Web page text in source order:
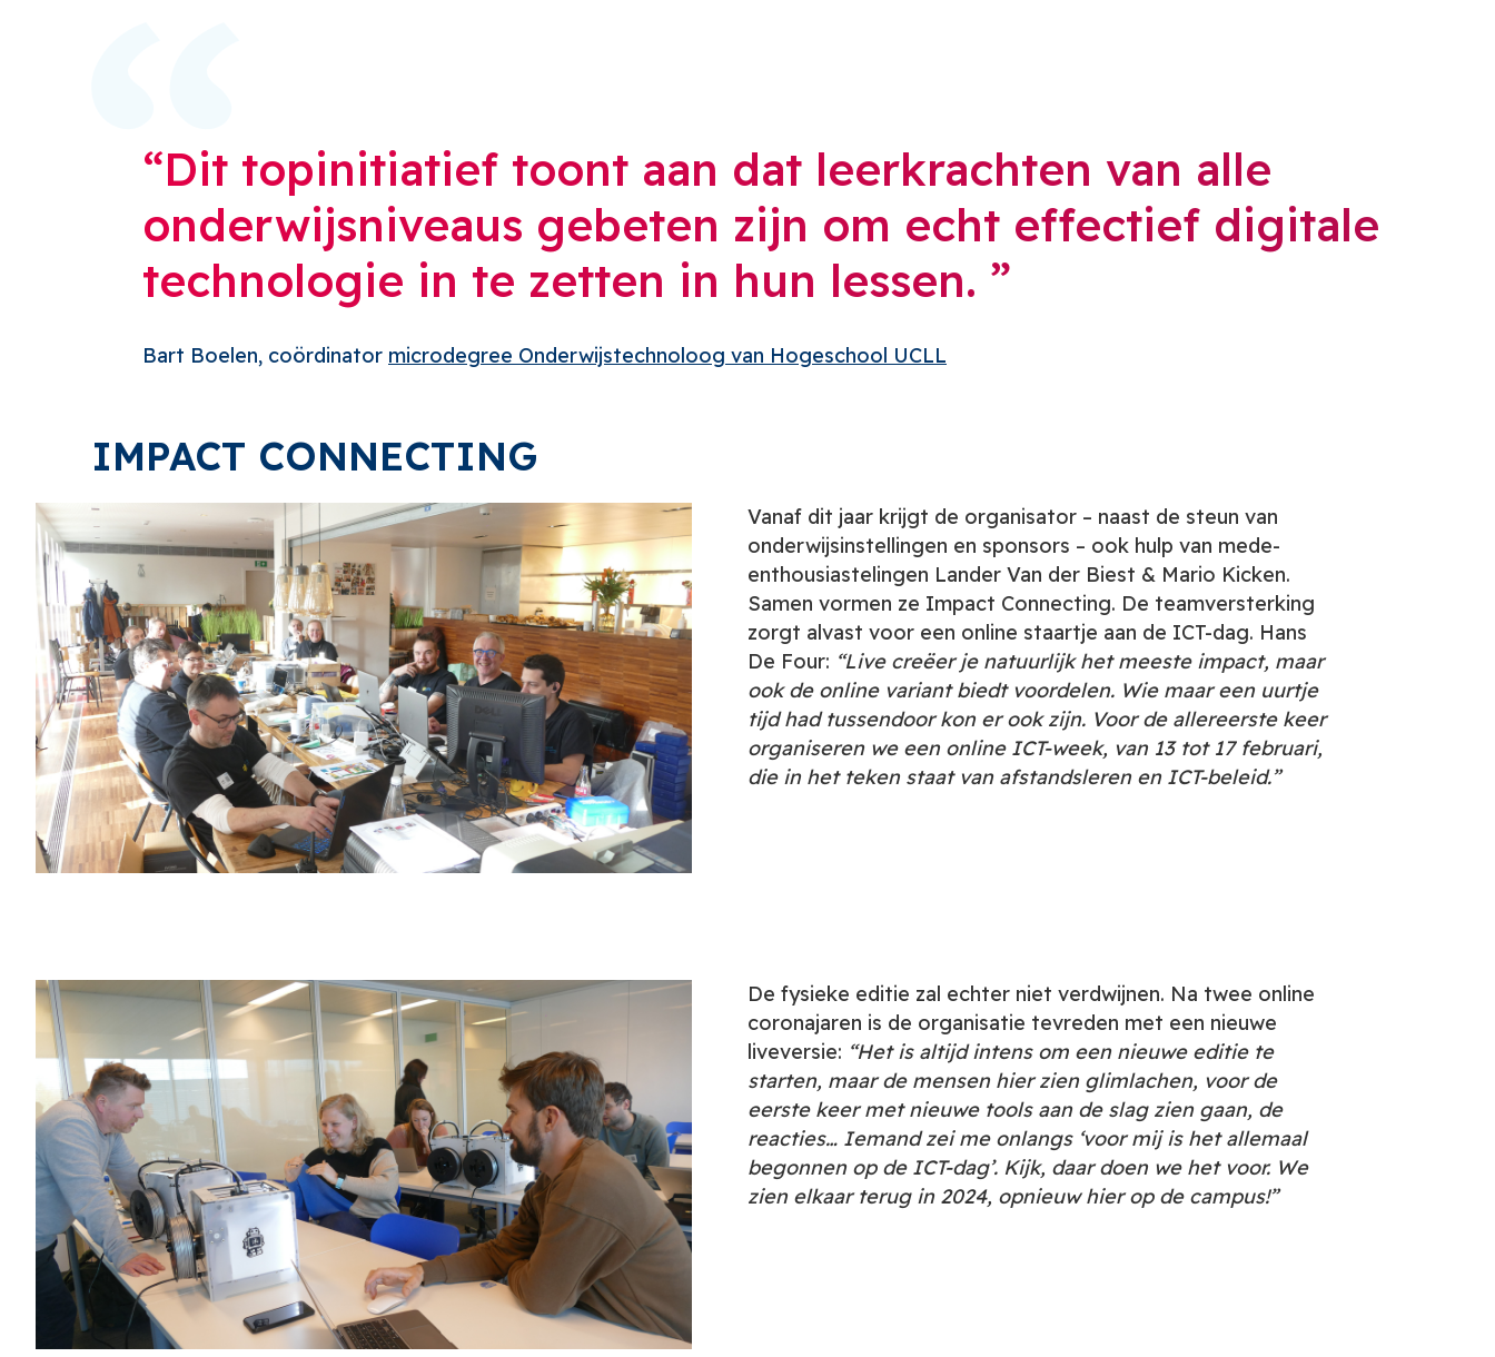
Dit topinitiatief toont aan dat leerkrachten van alle
onderwijsniveaus gebeten zijn om echt effectief digitale
technologie in te zetten in hun lessen.
Bart Boelen, coördinator microdegree Onderwijstechnoloog van Hogeschool UCLL
IMPACT CONNECTING
Vanaf dit jaar krijgt de organisator – naast de steun van
onderwijsinstellingen en sponsors – ook hulp van mede-
enthousiastelingen Lander Van der Biest & Mario Kicken.
Samen vormen ze Impact Connecting. De teamversterking
zorgt alvast voor een online staartje aan de ICT-dag. Hans
De Four: “Live creëer je natuurlijk het meeste impact, maar
ook de online variant biedt voordelen. Wie maar een uurtje
tijd had tussendoor kon er ook zijn. Voor de allereerste keer
organiseren we een online ICT-week, van 13 tot 17 februari,
die in het teken staat van afstandsleren en ICT-beleid.”
De fysieke editie zal echter niet verdwijnen. Na twee online
coronajaren is de organisatie tevreden met een nieuwe
liveversie: “Het is altijd intens om een nieuwe editie te
starten, maar de mensen hier zien glimlachen, voor de
eerste keer met nieuwe tools aan de slag zien gaan, de
reacties… Iemand zei me onlangs ‘voor mij is het allemaal
begonnen op de ICT-dag’. Kijk, daar doen we het voor. We
zien elkaar terug in 2024, opnieuw hier op de campus!”